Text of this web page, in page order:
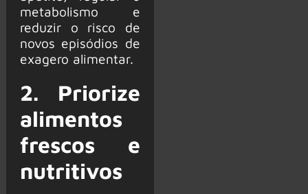
metabolismo e
reduzir o risco de
novos episódios de
exagero alimentar.
2. Priorize
alimentos
frescos e
nutritivos